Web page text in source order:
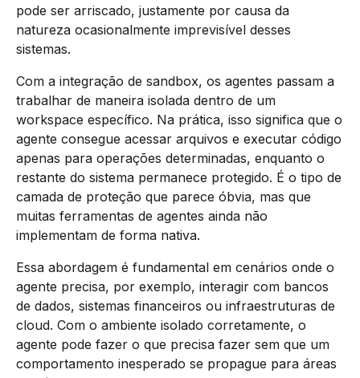
pode ser arriscado, justamente por causa da
natureza ocasionalmente imprevisível desses
sistemas.
Com a integração de sandbox, os agentes passam a
trabalhar de maneira isolada dentro de um
workspace específico. Na prática, isso significa que o
agente consegue acessar arquivos e executar código
apenas para operações determinadas, enquanto o
restante do sistema permanece protegido. É o tipo de
camada de proteção que parece óbvia, mas que
muitas ferramentas de agentes ainda não
implementam de forma nativa.
Essa abordagem é fundamental em cenários onde o
agente precisa, por exemplo, interagir com bancos
de dados, sistemas financeiros ou infraestruturas de
cloud. Com o ambiente isolado corretamente, o
agente pode fazer o que precisa fazer sem que um
comportamento inesperado se propague para áreas